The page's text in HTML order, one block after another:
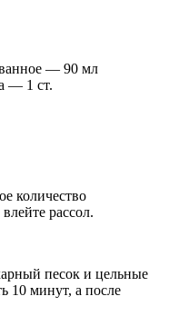
— 90 мл
— 1 ст.
количество
рассол.
песок и цельные
10 минут, а после